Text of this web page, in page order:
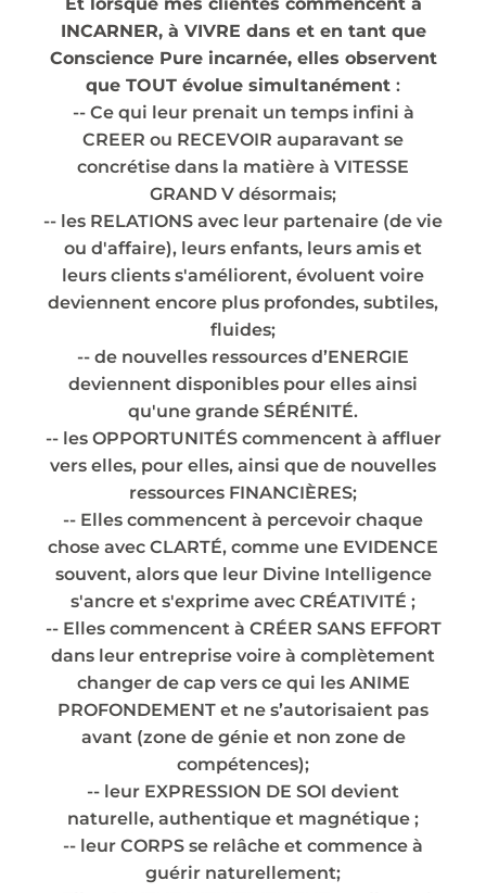
INCARNER, à VIVRE dans et en tant que
Conscience Pure incarnée, elles observent
que TOUT évolue simultanément :
-- Ce qui leur prenait un temps infini à
CREER ou RECEVOIR auparavant se
concrétise dans la matière à VITESSE
GRAND V désormais;
-- les RELATIONS avec leur partenaire (de vie
ou d'affaire), leurs enfants, leurs amis et
leurs clients s'améliorent, évoluent voire
deviennent encore plus profondes, subtiles,
fluides;
-- de nouvelles ressources d’ENERGIE
deviennent disponibles pour elles ainsi
qu'une grande SÉRÉNITÉ.
-- les OPPORTUNITÉS commencent à affluer
vers elles, pour elles, ainsi que de nouvelles
ressources FINANCIÈRES;
-- Elles commencent à percevoir chaque
chose avec CLARTÉ, comme une EVIDENCE
souvent, alors que leur Divine Intelligence
s'ancre et s'exprime avec CRÉATIVITÉ ;
-- Elles commencent à CRÉER SANS EFFORT
dans leur entreprise voire à complètement
changer de cap vers ce qui les ANIME
PROFONDEMENT et ne s’autorisaient pas
avant (zone de génie et non zone de
compétences);
-- leur EXPRESSION DE SOI devient
naturelle, authentique et magnétique ;
-- leur CORPS se relâche et commence à
guérir naturellement;